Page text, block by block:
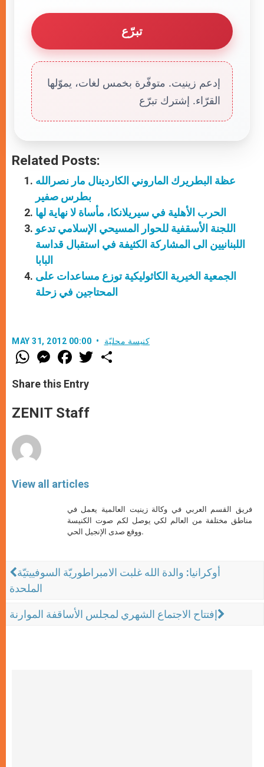
تبرّع
إدعم زينيت. متوفّرة بخمس لغات، يموّلها
القرّاء. إشترك تبرّع
Related Posts:
عظة البطريرك الماروني الكاردينال مار نصرالله
بطرس صفير
الحرب الأهلية في سيريلانكا، مأساة لا نهاية لها
اللجنة الأسقفية للحوار المسيحي الإسلامي تدعو
اللبنانيين الى المشاركة الكثيفة في استقبال قداسة
البابا
الجمعية الخيرية الكاثوليكية توزع مساعدات على
المحتاجين في زحلة
MAY 31, 2012 00:00 كنيسة محليّة
W
h
t
s
p
p
M
e
s
e
g
e
F
a
e
b
o
k
w
Share this Entry
ZENIT Staff
View all articles
فريق القسم العربي في وكالة زينيت العالمية يعمل في
مناطق مختلفة من العالم لكي يوصل لكم صوت الكنيسة
ووقع صدى الإنجيل الحي.
أوكرانيا: والدة الله غلبت الامبراطوريّة السوفييتيّة
الملحدة
إفتتاح الاجتماع الشهري لمجلس الأساقفة الموارنة